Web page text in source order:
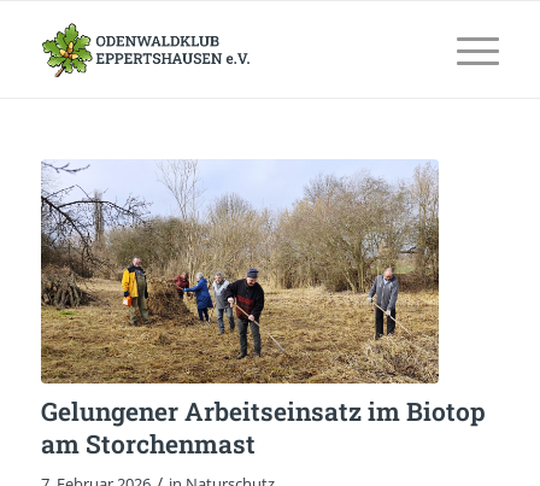
Gelungener Arbeitseinsatz im Biotop
am Storchenmast